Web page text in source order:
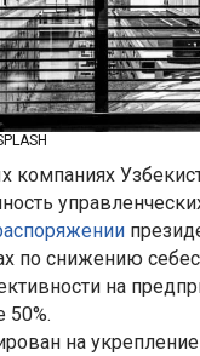
компаниях
по снижению
на
50%.
на укрепление